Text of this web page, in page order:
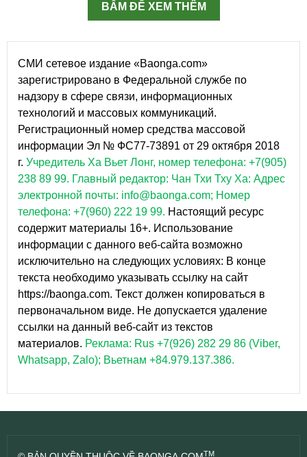
BẤM ĐỂ XEM THÊM
СМИ сетевое издание «Baonga.com»
зарегистрировано в Федеральной службе по
надзору в сфере связи, информационных
технологий и массовых коммуникаций.
Регистрационный номер средства массовой
информации Эл № ФС77-73891 от 29 октября 2018
г. Учредитель Ха Вьет Лонг, номер телефона: +7(905)
238 89 99. Главный редактор: Чан Тхи Тху Ха: Адрес
электронной почты: info@baonga.com; Номер
телефона: +7(960) 222 19 99. Настоящий ресурс
содержит материалы 16+. Использование
информации с данного веб-сайта возможно
исключительно на следующих условиях: В конце
текста необходимо указывать ссылку на сайт
https://baonga.com. Текст должен копироваться в
первоначальном виде. Не допускается удаление
ссылки на данный веб-сайт из текстов
материалов. Реклама: Rus +7(926) 282 29 86 (Viber,
Whatsapp, Zalo); Вьетнам +84.979.137.386.
TM